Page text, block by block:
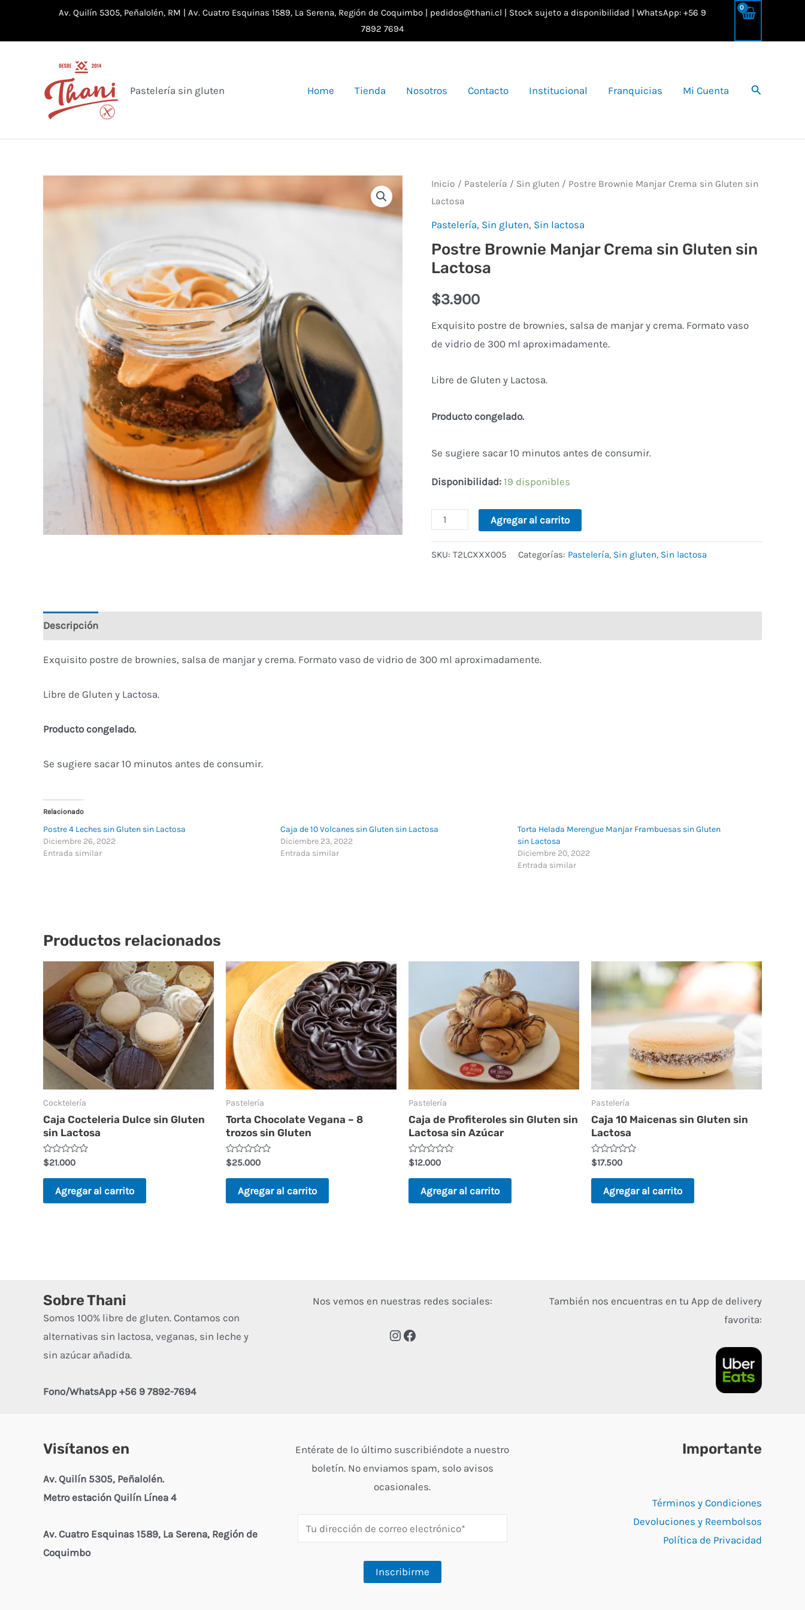
contenido
Av. Quilín 5305, Peñalolén, RM | Av. Cuatro Esquinas 1589, La Serena, Región de Coquimbo | pedidos@thani.cl | Stock sujeto a disponibilidad | WhatsApp: +56 9
7892 7694
Pastelería sin gluten Home Tienda Nosotros Contacto Institucional Franquicias Mi Cuenta Buscar
Inicio / Pastelería / Sin gluten / Postre Brownie Manjar Crema sin Gluten sin
Lactosa
Pastelería, Sin gluten, Sin lactosa
Postre Brownie Manjar Crema sin Gluten sin
Lactosa
$3.900
Exquisito postre de brownies, salsa de manjar y crema. Formato vaso
de vidrio de 300 ml aproximadamente.
Libre de Gluten y Lactosa.
Producto congelado.
Se sugiere sacar 10 minutos antes de consumir.
Disponibilidad: 19 disponibles
Postre
Brownie
Manjar
sin
Gluten
sin
cantidad
Agregar al carrito
SKU: T2LCXXX005 Categorías: Pastelería, Sin gluten, Sin lactosa
Descripción
Exquisito postre de brownies, salsa de manjar y crema. Formato vaso de vidrio de 300 ml aproximadamente.
Libre de Gluten y Lactosa.
Producto congelado.
Se sugiere sacar 10 minutos antes de consumir.
Relacionado
Postre 4 Leches sin Gluten sin Lactosa
Diciembre 26, 2022
Entrada similar
Caja de 10 Volcanes sin Gluten sin Lactosa
Diciembre 23, 2022
Entrada similar
Torta Helada Merengue Manjar Frambuesas sin Gluten
sin Lactosa
Diciembre 20, 2022
Entrada similar
Productos relacionados
Cocktelería
Caja Cocteleria Dulce sin Gluten
sin Lactosa
Valorado
en
0
$21.000
Agregar al carrito
Pastelería
Torta Chocolate Vegana – 8
trozos sin Gluten
Valorado
en
0
$25.000
Agregar al carrito
Pastelería
Caja de Profiteroles sin Gluten sin
Lactosa sin Azúcar
Valorado
en
0
$12.000
Agregar al carrito
Pastelería
Caja 10 Maicenas sin Gluten sin
Lactosa
Valorado
en
0
$17.500
Agregar al carrito
Sobre Thani
Somos 100% libre de gluten. Contamos con
alternativas sin lactosa, veganas, sin leche y
sin azúcar añadida.
Fono/WhatsApp +56 9 7892-7694
Nos vemos en nuestras redes sociales:
También nos encuentras en tu App de delivery
favorita:
Visítanos en
Av. Quilín 5305, Peñalolén.
Metro estación Quilín Línea 4
Av. Cuatro Esquinas 1589, La Serena, Región de
Coquimbo
Entérate de lo último suscribiéndote a nuestro
boletín. No enviamos spam, solo avisos
ocasionales.
Importante
Términos y Condiciones
Devoluciones y Reembolsos
Política de Privacidad